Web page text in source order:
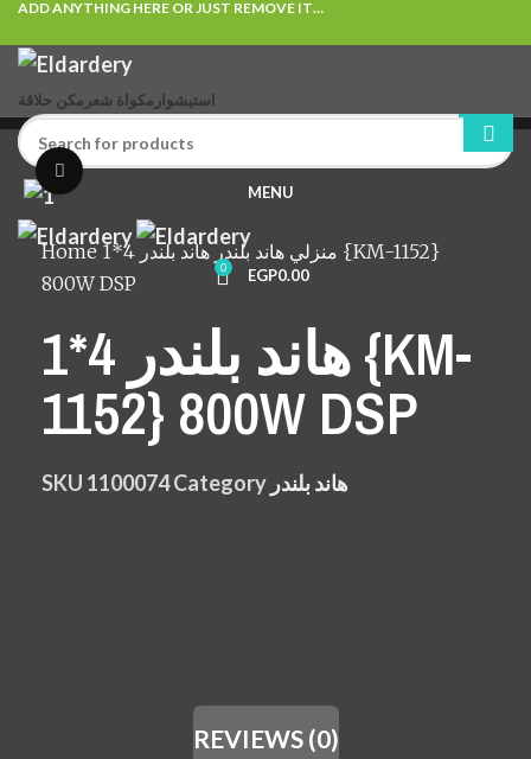
ADD ANYTHING HERE OR JUST REMOVE IT…
مكن حلاقة مكواة شعر استيشوار
MENU
0 EGP0.00
Click to enlarge
Home منزلي هاند بلندر
هاند بلندر 4*1 {KM-1152}
800W DSP
هاند بلندر 4*1 {KM-
1152} 800W DSP
SKU 1100074Category هاند بلندر
REVIEWS (0)